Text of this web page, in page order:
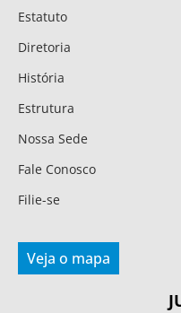
Estatuto
Diretoria
História
Estrutura
Nossa Sede
Fale Conosco
Filie-se
Veja o mapa